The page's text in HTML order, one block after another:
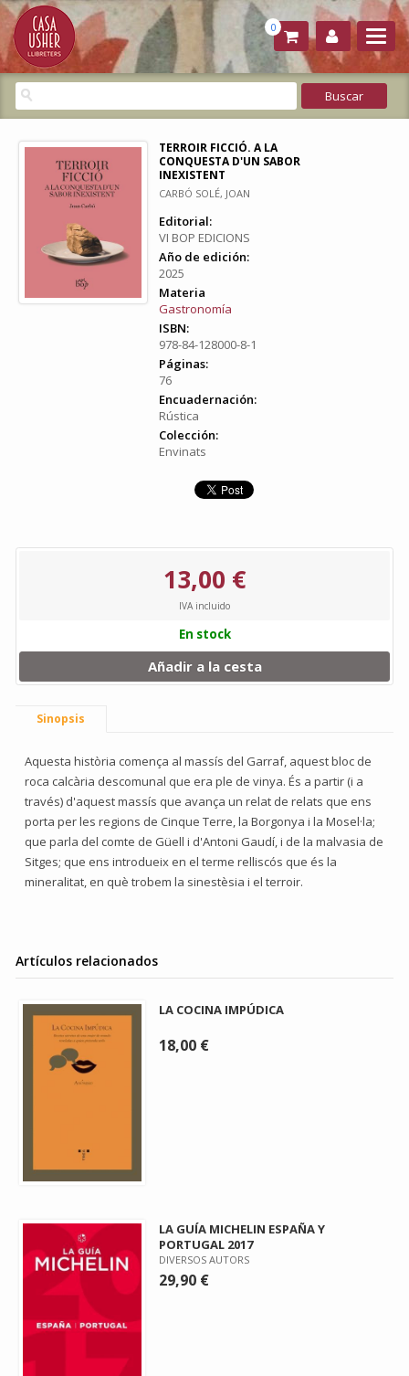
0
TERROIR FICCIÓ. A LA
CONQUESTA D'UN SABOR
INEXISTENT
CARBÓ SOLÉ, JOAN
Editorial:
VI BOP EDICIONS
Año de edición:
2025
Materia
Gastronomía
ISBN:
978-84-128000-8-1
Páginas:
76
Encuadernación:
Rústica
Colección:
Envinats
13,00 €
IVA incluido
En stock
Añadir a la cesta
Sinopsis
Aquesta història comença al massís del Garraf, aquest bloc de
roca calcària descomunal que era ple de vinya. És a partir (i a
través) d'aquest massís que avança un relat de relats que ens
porta per les regions de Cinque Terre, la Borgonya i la Mosel·la;
que parla del comte de Güell i d'Antoni Gaudí, i de la malvasia de
Sitges; que ens introdueix en el terme relliscós que és la
mineralitat, en què trobem la sinestèsia i el terroir.
Artículos relacionados
LA COCINA IMPÚDICA
18,00 €
LA GUÍA MICHELIN ESPAÑA Y
PORTUGAL 2017
DIVERSOS AUTORS
29,90 €